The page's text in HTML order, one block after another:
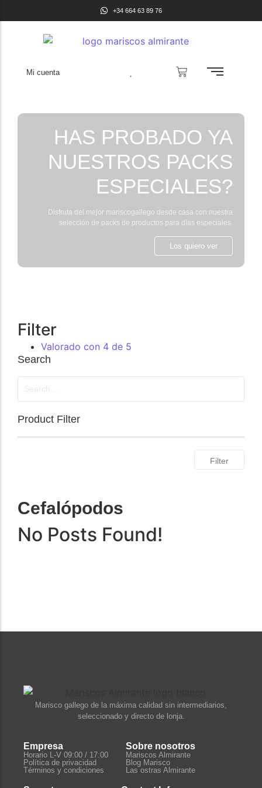
+34 664 63 89 76
Mi cuenta
HAS PROBADO YA
NUESTROS PACKS
ESPECIALES?
Disfruta del mejor mariscogallego desde casa con nuestra
selección de packs de productos para días especiales.
Los quiero ver
Filter
Valorado con 4 de 5
Search
Product Filter
Filter
Cefalópodos
No Posts Found!
Marisco gallego de la máxima calidad sin intermediarios,
seleccionado y directo de lonja.
Empresa
Horario L-V 09:00 / 17:00
Política de privacidad
Términos y condiciones
Sobre nosotros
Mariscos Almirante
Blog Marisco
Las ostras Almirante